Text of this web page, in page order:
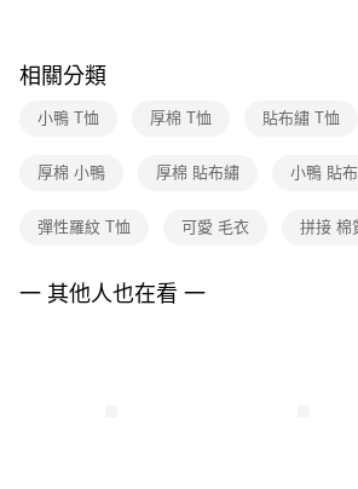
※ 請注意：結帳手續完成當下不需立刻繳費，但若
後付繳納相關費用。
是否繳費成功／繳費後需取消欲退款等相關疑問，
【注意事項】
權轉讓予恩沛科技股份有限公司。
黑貓宅配
每筆NT$200，滿NT$8,000(含以上)免運費
付款後門市自取
相關分類
小鴨 T恤 厚棉 T恤 貼布繡 T恤
厚棉 小鴨 厚棉 貼布繡 小鴨 貼
彈性羅紋 T恤 可愛 毛衣 拼接 棉
一 其他人也在看 一